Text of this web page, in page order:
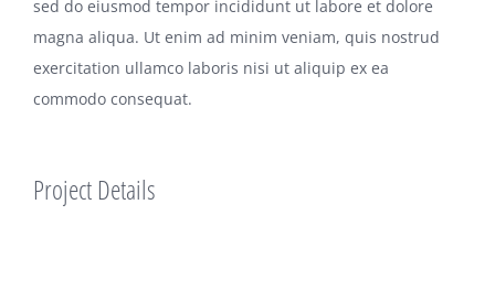
sed do eiusmod tempor incididunt ut labore et dolore
magna aliqua. Ut enim ad minim veniam, quis nostrud
exercitation ullamco laboris nisi ut aliquip ex ea
commodo consequat.
Project Details